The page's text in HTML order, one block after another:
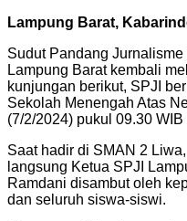
Lampung Barat,
Sudut Pandang
Lampung Barat kembali
kunjungan berikut, SPJI
Sekolah Menengah Atas
(7/2/2024) pukul 09.30
Saat hadir di SMAN 2
langsung Ketua SPJI
Ramdani disambut oleh
dan seluruh siswa-siswi.